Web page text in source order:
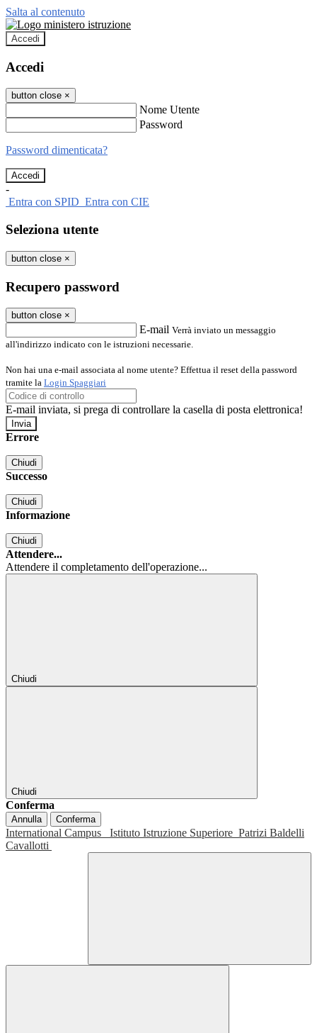
Salta al contenuto
Accedi
Accedi
button close ×
Nome Utente
Password
Password dimenticata?
-
Entra con SPID Entra con CIE
Seleziona utente
button close ×
Recupero password
button close ×
E-mail Verrà inviato un messaggio
all'indirizzo indicato con le istruzioni necessarie.
Non hai una e-mail associata al nome utente? Effettua il reset della password
tramite la Login Spaggiari
E-mail inviata, si prega di controllare la casella di posta elettronica!
Errore
Chiudi
Successo
Chiudi
Informazione
Chiudi
Attendere...
Attendere il completamento dell'operazione...
Chiudi
Chiudi
Conferma
Annulla Conferma
International Campus Istituto Istruzione Superiore Patrizi Baldelli
Cavallotti